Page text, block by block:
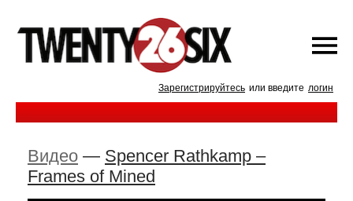
Зарегистрируйтесь или введите логин
Видео — Spencer Rathkamp –
Frames of Mined